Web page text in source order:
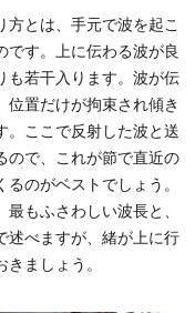
方とは、手元で波を起こ
です。上に伝わる波が良
も若干入ります。波が伝
位置だけが拘束され傾き
。ここで反射した波と送
ので、これが節で直近の
のがベストでしょう。
もふさわしい波長と、
述べますが、緒が上に行
ましょう。